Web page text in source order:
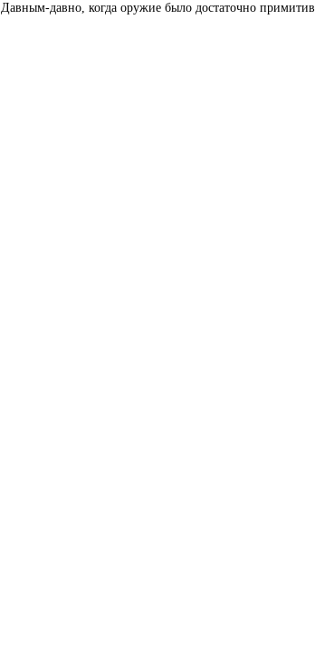
Давным-давно, когда оружие было достаточно